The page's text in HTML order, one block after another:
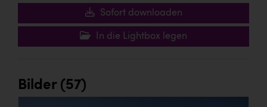
Sofort downloaden
In die Lightbox legen
Bilder (57)